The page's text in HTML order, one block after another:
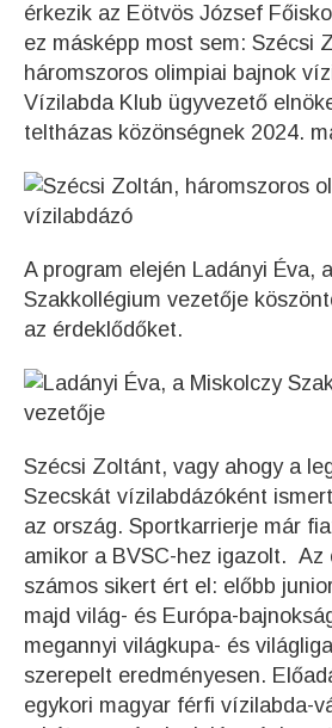
érkezik az Eötvös József
ez másképp most sem: Szécsi
háromszoros olimpiai bajnok
Vízilabda Klub ügyvezető
teltházas közönségnek 2024.
A program elején Ladányi Éva,
Szakkollégium vezetője
az érdeklődőket.
Szécsi Zoltánt, vagy ahogy a
Szecskát vízilabdázóként
az ország. Sportkarrierje már
amikor a BVSC-hez igazolt. Az
számos sikert ért el: előbb
majd világ- és Európa-
megannyi világkupa- és
szerepelt eredményesen.
egykori magyar férfi vízilabda-